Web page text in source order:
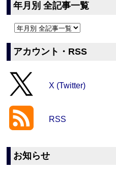
年月別 全記事一覧
アカウント・RSS
X (Twitter)
RSS
お知らせ